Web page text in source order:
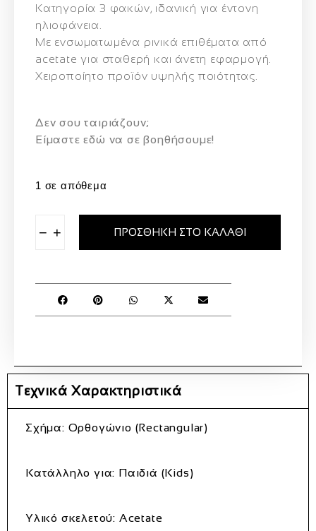
Κατηγορία 3 φακών, ιδανική για έντονη
ηλιοφάνεια.
Με ενσωματωμένα ρινικά επιθέματα από
acetate για σταθερή και άνετη εφαρμογή.
Χειροποίητο προϊόν υψηλής ποιότητας.
Δεν σου ταιριάζουν;
Eίμαστε εδώ να σε βοηθήσουμε!
1 σε απόθεμα
− + ΠΡΟΣΘΉΚΗ ΣΤΟ ΚΑΛΆΘΙ
Τεχνικά Χαρακτηριστικά
Σχήμα: Ορθογώνιο (Rectangular)
Κατάλληλο για: Παιδιά (Kids)
Υλικό σκελετού: Acetate